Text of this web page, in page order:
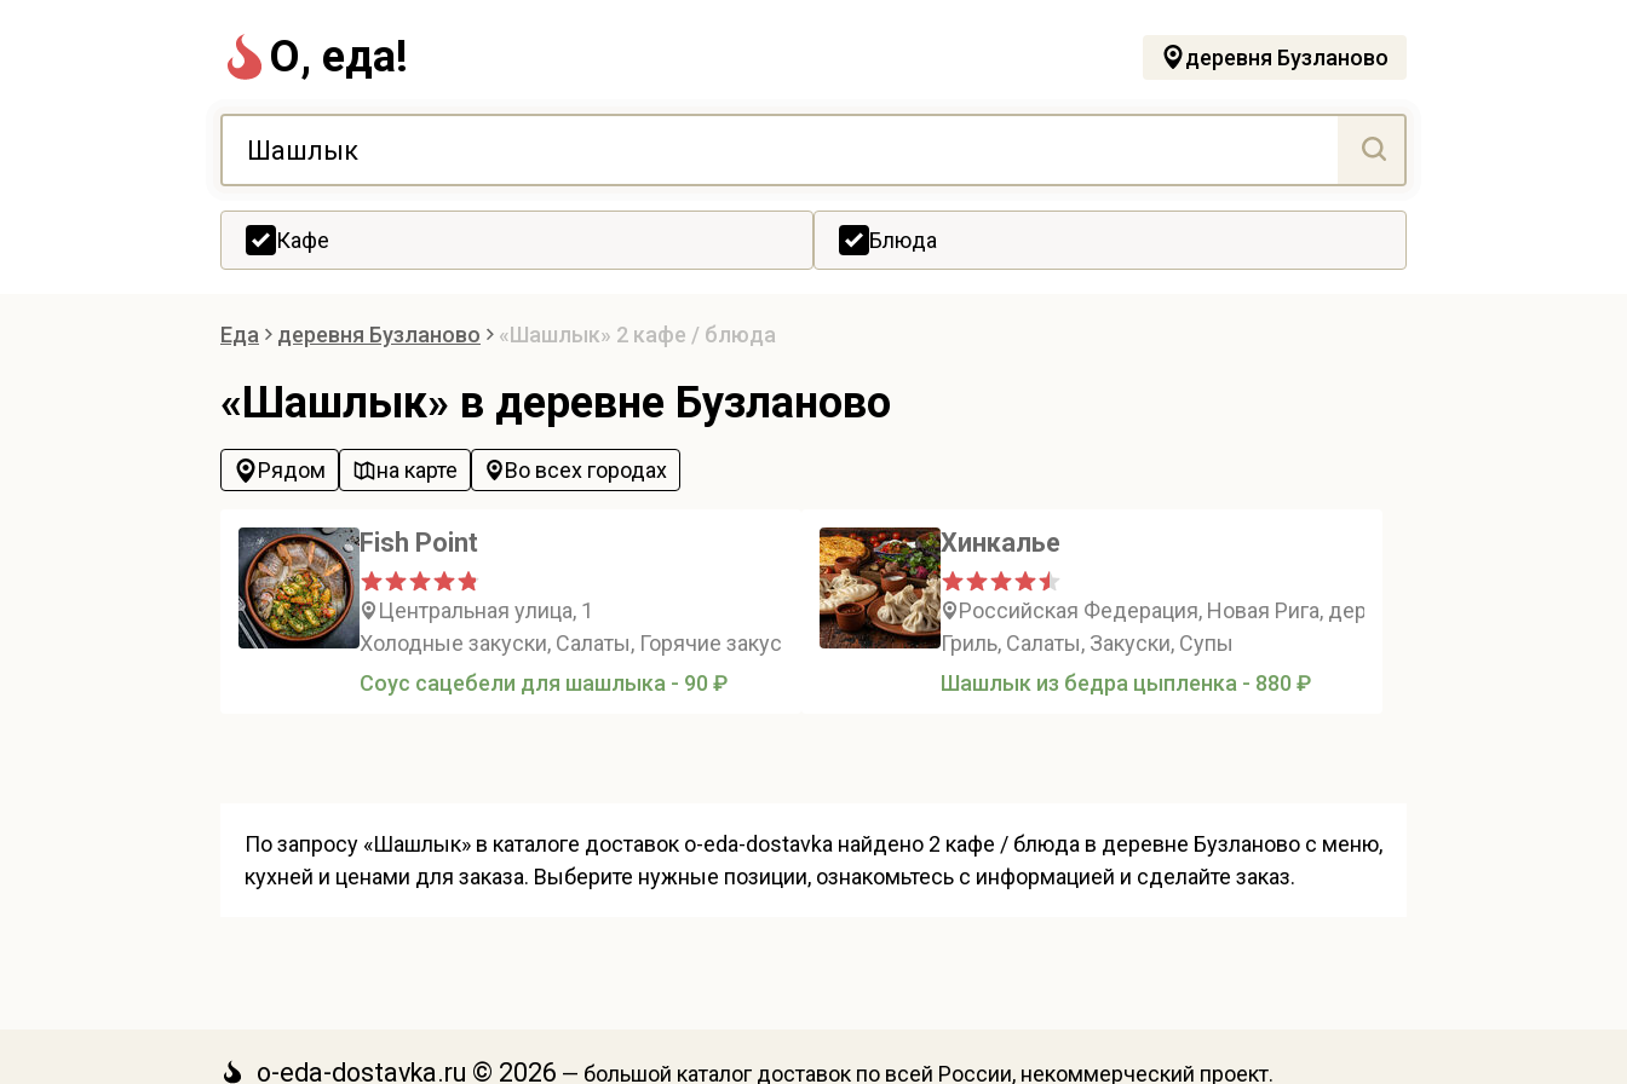
О, еда! деревня Бузланово
Кафе Блюда
Еда деревня Бузланово «Шашлык» 2 кафе / блюда
«Шашлык» в деревне Бузланово
Рядом на карте Во всех городах
Fish Point
Центральная улица, 1
Холодные закуски, Салаты, Горячие закуски, Супы
Соус сацебели для шашлыка - 90 ₽
Хинкалье
Российская Федерация, Новая Рига, деревня Бузланово, улица
Гриль, Салаты, Закуски, Супы
Шашлык из бедра цыпленка - 880 ₽
По запросу «Шашлык» в каталоге доставок o-eda-dostavka найдено 2 кафе / блюда в деревне Бузланово с меню,
кухней и ценами для заказа. Выберите нужные позиции, ознакомьтесь с информацией и сделайте заказ.
o-eda-dostavka.ru © 2026 — большой каталог доставок по всей России, некоммерческий проект.